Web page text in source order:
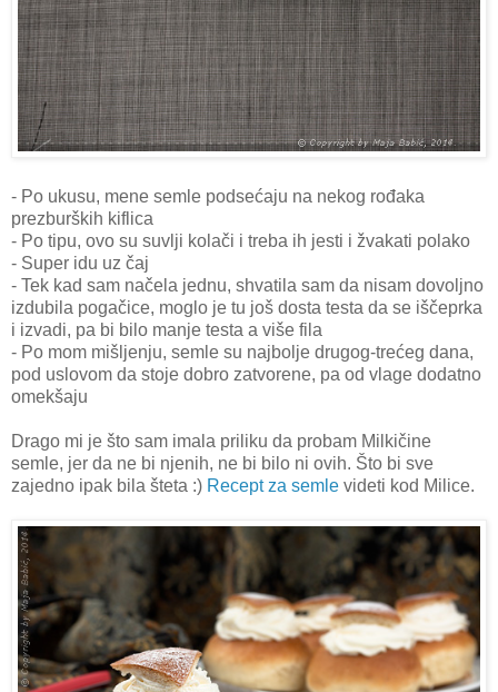
- Po ukusu, mene semle podsećaju na nekog rođaka
prezburških kiflica
- Po tipu, ovo su suvlji kolači i treba ih jesti i žvakati polako
- Super idu uz čaj
- Tek kad sam načela jednu, shvatila sam da nisam dovoljno
izdubila pogačice, moglo je tu još dosta testa da se iščeprka
i izvadi, pa bi bilo manje testa a više fila
- Po mom mišljenju, semle su najbolje drugog-trećeg dana,
pod uslovom da stoje dobro zatvorene, pa od vlage dodatno
omekšaju
Drago mi je što sam imala priliku da probam Milkičine
semle, jer da ne bi njenih, ne bi bilo ni ovih. Što bi sve
zajedno ipak bila šteta :) Recept za semle videti kod Milice.